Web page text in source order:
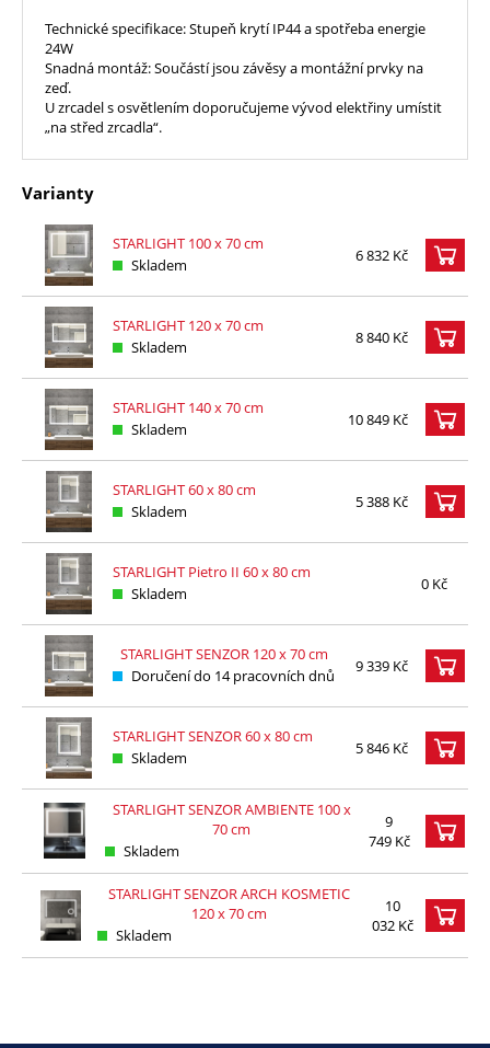
Technické specifikace: Stupeň krytí IP44 a spotřeba energie
24W
Snadná montáž: Součástí jsou závěsy a montážní prvky na
zeď.
U zrcadel s osvětlením doporučujeme vývod elektřiny umístit
„na střed zrcadla“.
Varianty
STARLIGHT 100 x 70 cm
Skladem
6 832 Kč
STARLIGHT 120 x 70 cm
Skladem
8 840 Kč
STARLIGHT 140 x 70 cm
Skladem
10 849 Kč
STARLIGHT 60 x 80 cm
Skladem
5 388 Kč
STARLIGHT Pietro II 60 x 80 cm
Skladem
0 Kč
STARLIGHT SENZOR 120 x 70 cm
Doručení do 14 pracovních dnů
9 339 Kč
STARLIGHT SENZOR 60 x 80 cm
Skladem
5 846 Kč
STARLIGHT SENZOR AMBIENTE 100 x
70 cm
Skladem
9
749 Kč
STARLIGHT SENZOR ARCH KOSMETIC
120 x 70 cm
Skladem
10
032 Kč